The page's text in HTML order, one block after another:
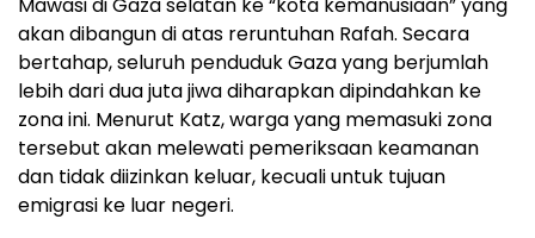
Mawasi di Gaza selatan ke “kota kemanusiaan” yang
akan dibangun di atas reruntuhan Rafah. Secara
bertahap, seluruh penduduk Gaza yang berjumlah
lebih dari dua juta jiwa diharapkan dipindahkan ke
zona ini. Menurut Katz, warga yang memasuki zona
tersebut akan melewati pemeriksaan keamanan
dan tidak diizinkan keluar, kecuali untuk tujuan
emigrasi ke luar negeri.